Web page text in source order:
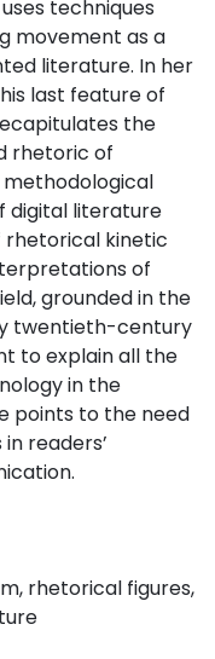
techniques
movement as a
literature. In her
last feature of
the
rhetoric of
methodological
digital literature
rhetorical kinetic
of
grounded in the
twentieth-century
to explain all the
in the
points to the need
readers’
rhetorical figures,